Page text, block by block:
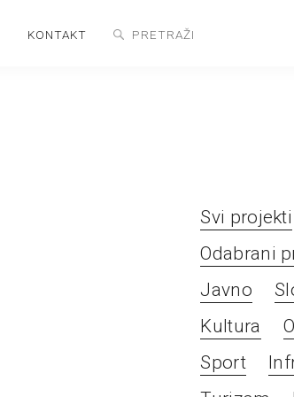
KONTAKT
Svi projekti
Odabrani
Javno
Kultura
Sport